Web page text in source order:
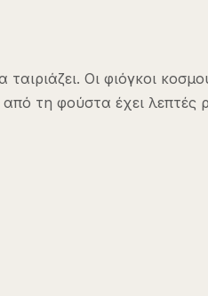
Οι φιόγκοι
τη φούστα έχει λεπτές